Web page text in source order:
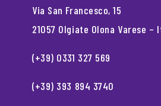
Via San Francesco, 15
21057 Olgiate Olona Varese –
(+39) 0331 327 569
(+39) 393 894 3740